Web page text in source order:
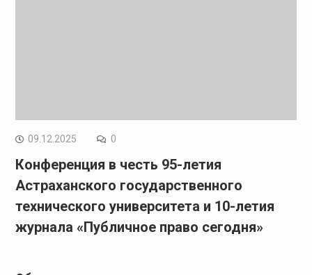
09.12.2025 0
Конференция в честь 95-летия
Астраханского государственного
технического университета и 10-летия
журнала «Публичное право сегодня»